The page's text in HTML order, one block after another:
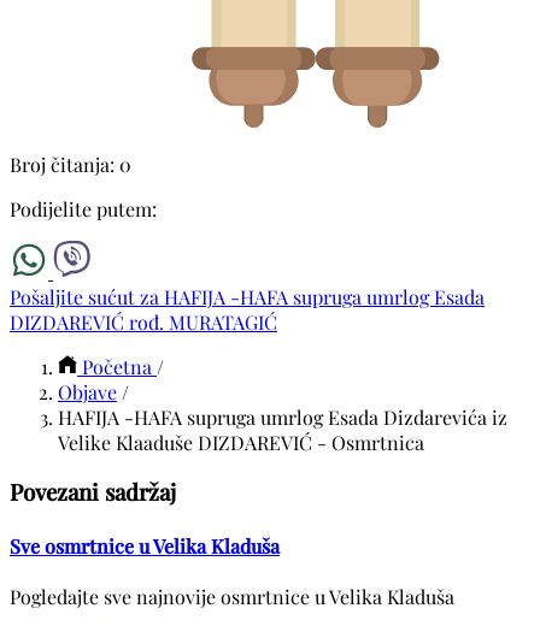
Broj čitanja: 0
Podijelite putem:
Pošaljite sućut za HAFIJA -HAFA supruga umrlog Esada
DIZDAREVIĆ rođ. MURATAGIĆ
Početna /
Objave /
HAFIJA -HAFA supruga umrlog Esada Dizdarevića iz
Velike Klaaduše DIZDAREVIĆ - Osmrtnica
Povezani sadržaj
Sve osmrtnice u Velika Kladuša
Pogledajte sve najnovije osmrtnice u Velika Kladuša